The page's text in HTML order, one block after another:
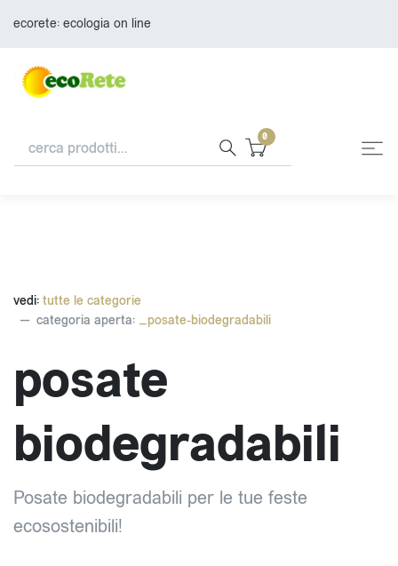
ecorete: ecologia on line
0
vedi: tutte le categorie
categoria aperta: _posate-biodegradabili
posate
biodegradabili
Posate biodegradabili per le tue feste
ecosostenibili!